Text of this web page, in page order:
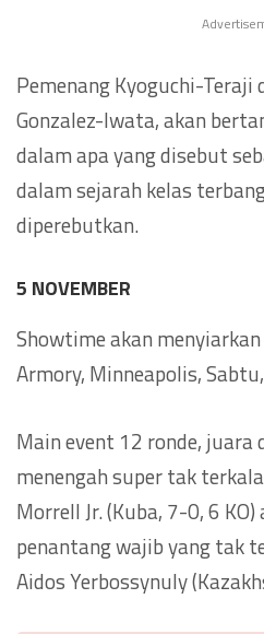
Pemenang Kyoguchi-Teraji
Gonzalez-Iwata, akan
dalam apa yang disebut
dalam sejarah kelas
diperebutkan.
5 NOVEMBER
Showtime akan
Armory, Minneapolis,
Main event 12 ronde, juara
menengah super tak
Morrell Jr. (Kuba, 7-0, 6
penantang wajib yang tak
Aidos Yerbossynuly